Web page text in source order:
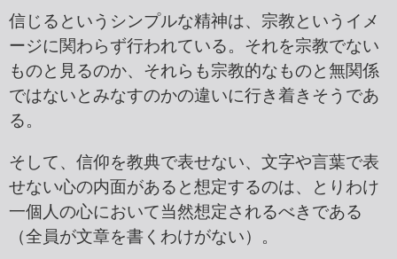
信じるというシンプルな精神は、宗教というイメ
ージに関わらず行われている。それを宗教でない
ものと見るのか、それらも宗教的なものと無関係
ではないとみなすのかの違いに行き着きそうであ
る。
そして、信仰を教典で表せない、文字や言葉で表
せない心の内面があると想定するのは、とりわけ
一個人の心において当然想定されるべきである
（全員が文章を書くわけがない）。